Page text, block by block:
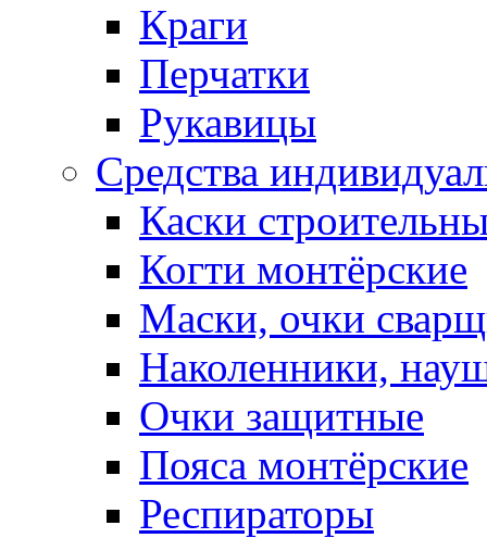
Краги
Перчатки
Рукавицы
Средства
Каски
Когти монтёрские
Маски, очки
Наколенники,
Очки защитные
Пояса монтёрские
Респираторы